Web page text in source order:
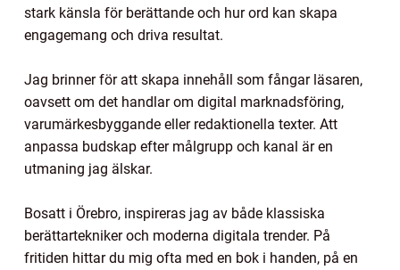
stark känsla för berättande och hur ord kan skapa
engagemang och driva resultat.
Jag brinner för att skapa innehåll som fångar läsaren,
oavsett om det handlar om digital marknadsföring,
varumärkesbyggande eller redaktionella texter. Att
anpassa budskap efter målgrupp och kanal är en
utmaning jag älskar.
Bosatt i Örebro, inspireras jag av både klassiska
berättartekniker och moderna digitala trender. På
fritiden hittar du mig ofta med en bok i handen, på en